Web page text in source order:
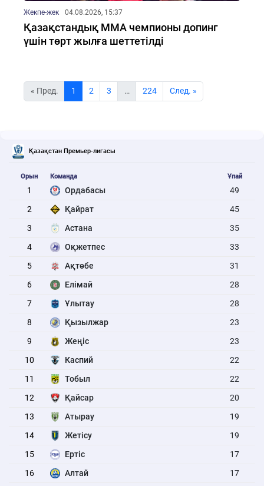
Жекпе-жек 04.08.2026, 15:37
Қазақстандық ММА чемпионы допинг
үшін төрт жылға шеттетілді
« Пред. 1 2 3 … 224 Cлед. »
Қазақстан Премьер-лигасы
Орын Команда Ұпай
1 Ордабасы
49
2
Қайрат
45
3
Астана
35
4
Оқжетпес
33
5
Ақтөбе
31
6
Елімай
28
7
Ұлытау
28
8
Қызылжар
23
9
Жеңіс
23
10
Каспий
22
11
Тобыл
22
12
Қайсар
20
13
Атырау
19
14
Жетісу
19
15
Ертіс
17
16
Алтай 17